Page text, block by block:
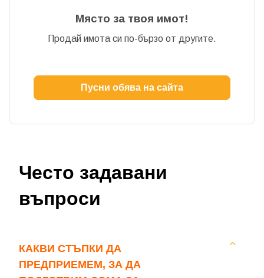
Място за твоя имот!
Продай имота си по-бързо от другите.
Пусни обява на сайта
Често задавани
въпроси
КАКВИ СТЪПКИ ДА
ПРЕДПРИЕМЕМ, ЗА ДА